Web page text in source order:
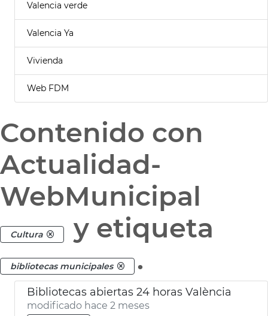
Valencia verde
Valencia Ya
Vivienda
Web FDM
Contenido con
Actualidad-
WebMunicipal
Cultura y etiqueta
bibliotecas municipales .
Bibliotecas abiertas 24 horas València
modificado hace 2 meses